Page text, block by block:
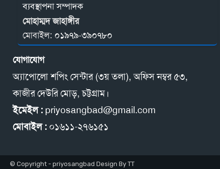
ব্যবস্থাপনা সম্পাদক
মোহাম্মদ জাহাঙ্গীর
মোবাইল: ০১৯৭৯-৩৯০৭৮০
যোগাযোগ
অ্যাপোলো শপিং সেন্টার (৩য় তলা), অফিস নম্বর ৫৩,
কাজীর দেউরি মোড়, চট্টগ্রাম।
ইমেইল : priyosangbad@gmail.com
মোবাইল : ০১৬১১-২৭৬১৫১
© Copyright - priyosangbad Design By TT